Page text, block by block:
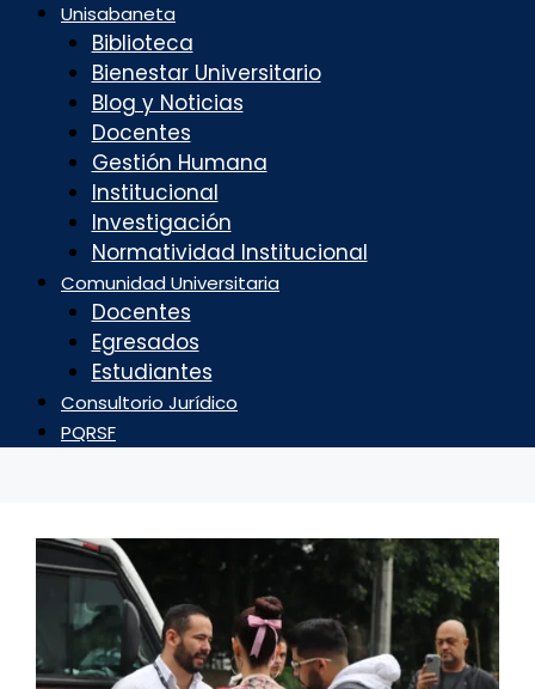
Unisabaneta
Biblioteca
Bienestar Universitario
Blog y Noticias
Docentes
Gestión Humana
Institucional
Investigación
Normatividad Institucional
Comunidad Universitaria
Docentes
Egresados
Estudiantes
Consultorio Jurídico
PQRSF